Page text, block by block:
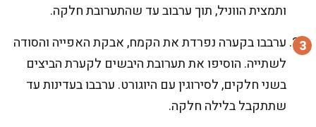
ותמצית הווניל, תוך ערבוב עד שהתערובת חלקה.
ערבבו בקערה נפרדת את הקמח, אבקת האפייה והסודה
לשתייה. הוסיפו את תערובת היבשים לקערת הביצים
בשני חלקים, לסירוגין עם היוגורט. ערבבו בעדינות עד
שתתקבל בלילה חלקה.